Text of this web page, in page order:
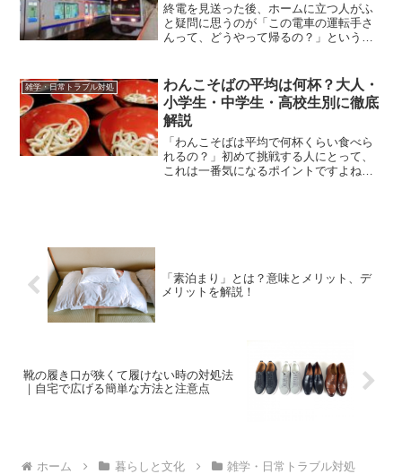
終電を見送った後、ホームに立つ人がふ
と疑問に思うのが「この電車の運転手さ
んって、どうやって帰るの？」というこ
様々な帰宅方法や勤務形態があります。
本記事では、鉄道運転士が...
雑学・日常トラブル対処
わんこそばの平均は何杯？大人・
小学生・中学生・高校生別に徹底
解説
「わんこそばは平均で何杯くらい食べら
れるの？」初めて挑戦する人にとって、
これは一番気になるポイントですよね。
「素泊まり」とは？意味とメリット、デ
メリットを解説！
靴の履き口が狭くて履けない時の対処法
｜自宅で広げる簡単な方法と注意点
ホーム 暮らしと文化 雑学・日常トラブル対処